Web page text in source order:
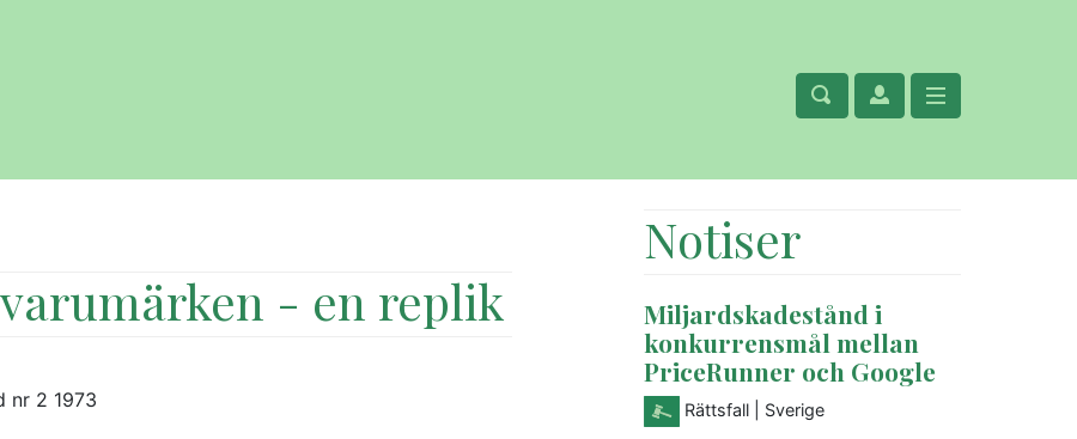
- en replik
nr 2 1973
Notiser
Miljardskadestånd i
konkurrensmål mellan
PriceRunner och Google
Rättsfall | Sverige